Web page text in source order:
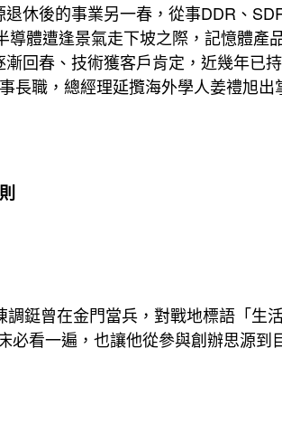
休後的事業另一春，從事DDR、
導體遭逢景氣走下坡之際，記憶體產
回春、技術獲客戶肯定，近幾年已
長職，總經理延攬海外學人姜禮旭出
鋌曾在金門當兵，對戰地標語「生
必看一遍，也讓他從參與創辦思源